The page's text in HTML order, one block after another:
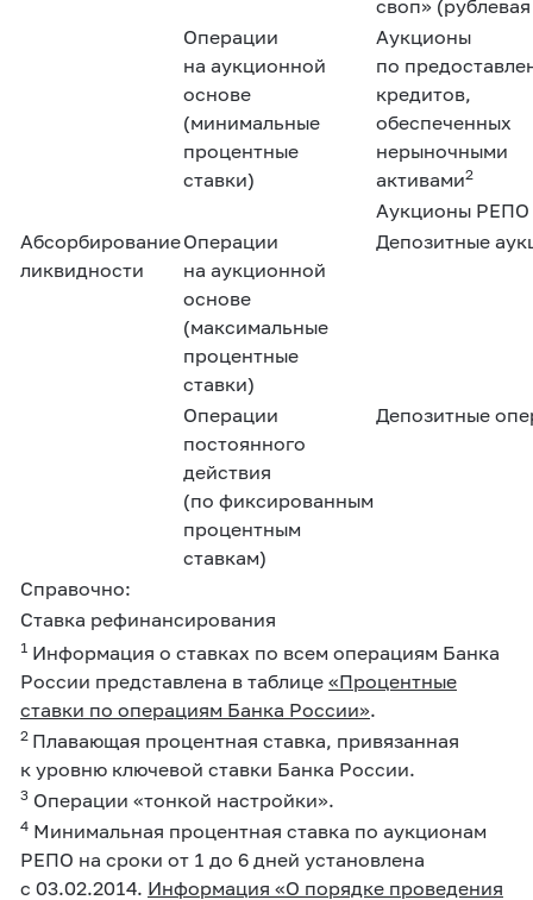
своп»
Операции
на аукционной
основе
(минимальные
процентные
ставки)
Аукционы
по
кредитов,
обеспеченных
нерыночными
активами2
Аукционы РЕПО
Абсорбирование
ликвидности
Операции
на аукционной
основе
(максимальные
процентные
ставки)
Депозитные
Операции
постоянного
действия
(по фиксированным
процентным
ставкам)
Депозитные
Справочно:
Ставка рефинансирования
1 Информация о ставках по всем операциям Банка
России представлена в таблице «Процентные
ставки по операциям Банка России».
2 Плавающая процентная ставка, привязанная
к уровню ключевой ставки Банка России.
3 Операции «тонкой настройки».
4 Минимальная процентная ставка по аукционам
РЕПО на сроки от 1 до 6 дней установлена
с 03.02.2014. Информация «О порядке проведения